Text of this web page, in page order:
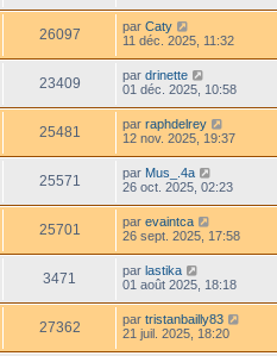
26097 par Caty
11 déc. 2025, 11:32
23409 par drinette
01 déc. 2025, 10:58
25481 par raphdelrey
12 nov. 2025, 19:37
25571 par Mus_.4a
26 oct. 2025, 02:23
25701 par evaintca
26 sept. 2025, 17:58
3471 par lastika
01 août 2025, 18:18
27362 par tristanbailly83
21 juil. 2025, 18:20